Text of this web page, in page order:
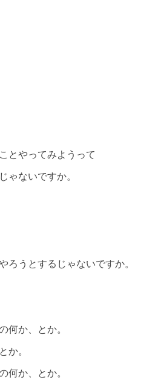
とやってみようって
ゃないですか。
ろうとするじゃないですか。
何か、とか。
か。
何か、とか。